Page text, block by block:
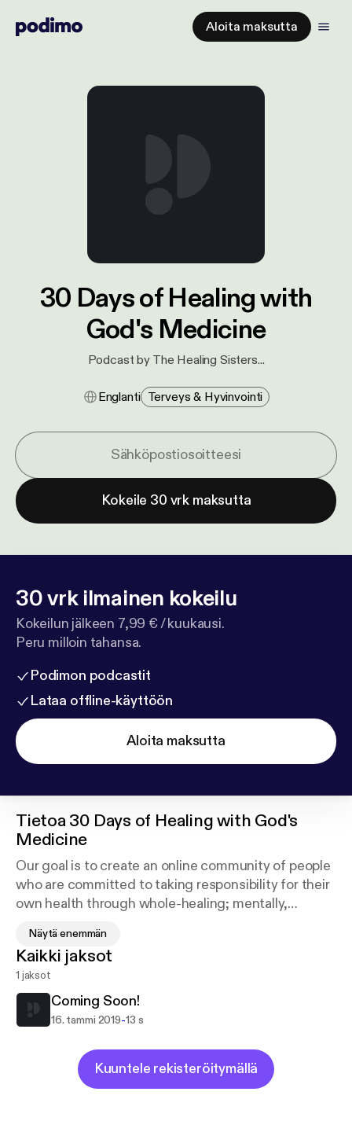
Aloita maksutta
30 Days of Healing with
God's Medicine
Podcast by The Healing Sisters...
Englanti Terveys & Hyvinvointi
Kokeile 30 vrk maksutta
30 vrk ilmainen kokeilu
Kokeilun jälkeen 7,99 € / kuukausi.
Peru milloin tahansa.
Podimon podcastit
Lataa offline-käyttöön
Aloita maksutta
Tietoa 30 Days of Healing with God's
Medicine
Our goal is to create an online community of people
who are committed to taking responsibility for their
own health through whole-healing; mentally,
It is very important that we, especially in this time
begin to look at our health which is our wealth in a
very holistic way and begin taking an active
approach in reversing our dis-eases....We invite you
to join us on this journey!
Healing Sisters
Näytä enemmän
Kaikki jaksot
1 jaksot
Coming Soon!
16. tammi 2019-13 s
Kuuntele rekisteröitymällä